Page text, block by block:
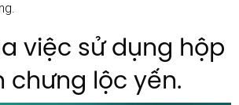
việc sử dụng hộp
chưng lộc yến.